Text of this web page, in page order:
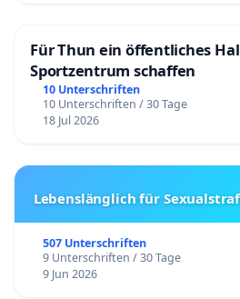
Für Thun ein öffentliches
Sportzentrum schaffen
10 Unterschriften
10 Unterschriften / 30 Tage
18 Jul 2026
Lebenslänglich für
507 Unterschriften
9 Unterschriften / 30 Tage
9 Jun 2026